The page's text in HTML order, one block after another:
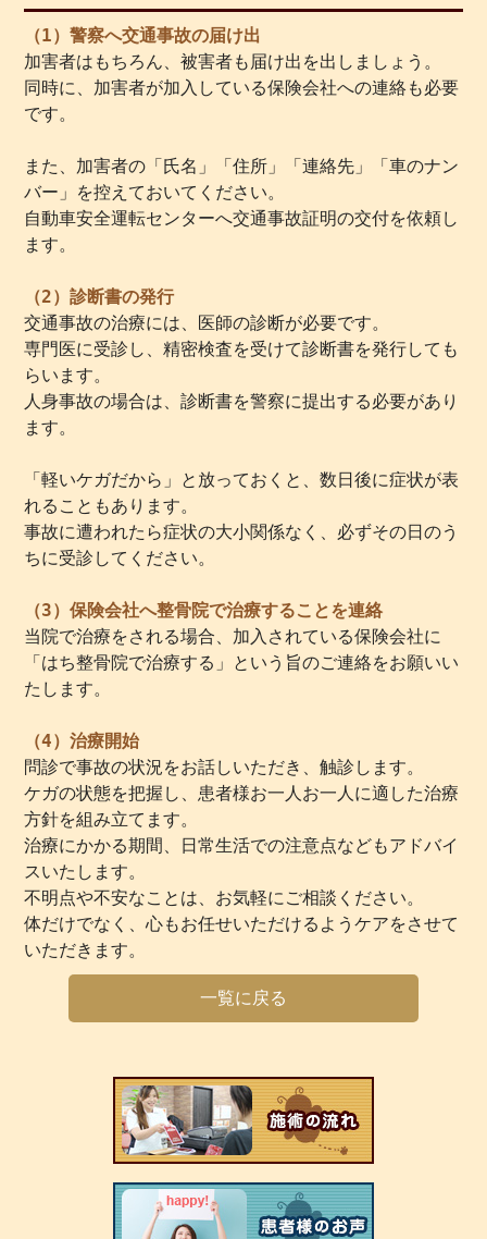
（1）警察へ交通事故の届け出
加害者はもちろん、被害者も届け出を出しましょう。
同時に、加害者が加入している保険会社への連絡も必要
です。
また、加害者の「氏名」「住所」「連絡先」「車のナン
バー」を控えておいてください。
自動車安全運転センターへ交通事故証明の交付を依頼し
ます。
（2）診断書の発行
交通事故の治療には、医師の診断が必要です。
専門医に受診し、精密検査を受けて診断書を発行しても
らいます。
人身事故の場合は、診断書を警察に提出する必要があり
ます。
「軽いケガだから」と放っておくと、数日後に症状が表
れることもあります。
事故に遭われたら症状の大小関係なく、必ずその日のう
ちに受診してください。
（3）保険会社へ整骨院で治療することを連絡
当院で治療をされる場合、加入されている保険会社に
「はち整骨院で治療する」という旨のご連絡をお願いい
たします。
（4）治療開始
問診で事故の状況をお話しいただき、触診します。
ケガの状態を把握し、患者様お一人お一人に適した治療
方針を組み立てます。
治療にかかる期間、日常生活での注意点などもアドバイ
スいたします。
不明点や不安なことは、お気軽にご相談ください。
体だけでなく、心もお任せいただけるようケアをさせて
いただきます。
一覧に戻る